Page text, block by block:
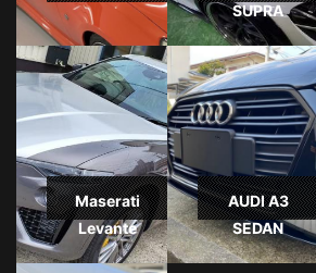
SUPRA
Maserati
Levante
AUDI A3
SEDAN